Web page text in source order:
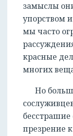
замыслы
упорством
мы часто
красные
многих
Но
бесстрашие
презрение